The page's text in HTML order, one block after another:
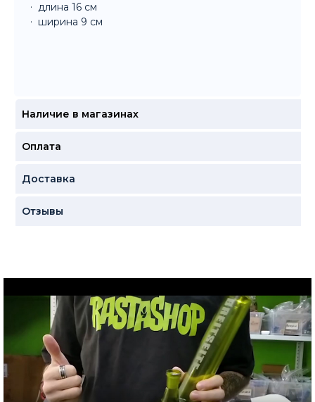
длина 16 см
ширина 9 см
Наличие в магазинах
Оплата
Доставка
Отзывы